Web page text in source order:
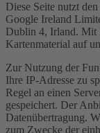
Diese Seite nutzt
Google Ireland
Dublin 4, Irland. Mit
Kartenmaterial auf
Zur Nutzung der
Ihre IP-Adresse zu
Regel an einen
gespeichert. Der
Datenübertragung.
zum Zwecke der